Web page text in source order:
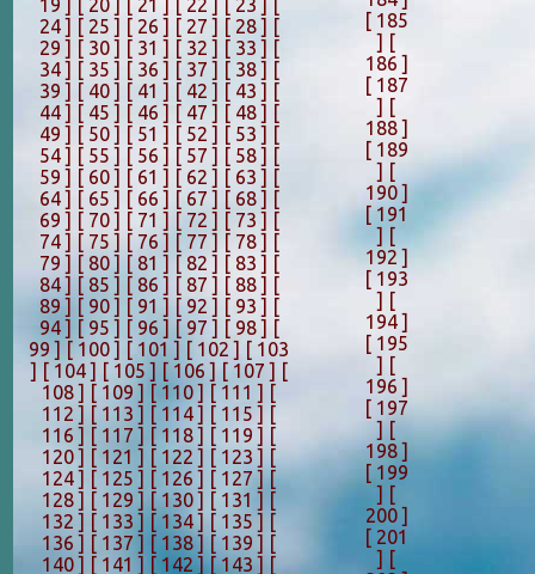
[ 185
] [
186 ]
[ 187
] [
188 ]
[ 189
] [
190 ]
[ 191
] [
192 ]
[ 193
] [
194 ]
[ 195
] [
196 ]
[ 197
] [
198 ]
[ 199
] [
200 ]
[ 201
] [
19 ] [ 20 ] [ 21 ] [ 22 ] [ 23 ] [
24 ] [ 25 ] [ 26 ] [ 27 ] [ 28 ] [
29 ] [ 30 ] [ 31 ] [ 32 ] [ 33 ] [
34 ] [ 35 ] [ 36 ] [ 37 ] [ 38 ] [
39 ] [ 40 ] [ 41 ] [ 42 ] [ 43 ] [
44 ] [ 45 ] [ 46 ] [ 47 ] [ 48 ] [
49 ] [ 50 ] [ 51 ] [ 52 ] [ 53 ] [
54 ] [ 55 ] [ 56 ] [ 57 ] [ 58 ] [
59 ] [ 60 ] [ 61 ] [ 62 ] [ 63 ] [
64 ] [ 65 ] [ 66 ] [ 67 ] [ 68 ] [
69 ] [ 70 ] [ 71 ] [ 72 ] [ 73 ] [
74 ] [ 75 ] [ 76 ] [ 77 ] [ 78 ] [
79 ] [ 80 ] [ 81 ] [ 82 ] [ 83 ] [
84 ] [ 85 ] [ 86 ] [ 87 ] [ 88 ] [
89 ] [ 90 ] [ 91 ] [ 92 ] [ 93 ] [
94 ] [ 95 ] [ 96 ] [ 97 ] [ 98 ] [
99 ] [ 100 ] [ 101 ] [ 102 ] [ 103
] [ 104 ] [ 105 ] [ 106 ] [ 107 ] [
108 ] [ 109 ] [ 110 ] [ 111 ] [
112 ] [ 113 ] [ 114 ] [ 115 ] [
116 ] [ 117 ] [ 118 ] [ 119 ] [
120 ] [ 121 ] [ 122 ] [ 123 ] [
124 ] [ 125 ] [ 126 ] [ 127 ][
128 ] [ 129 ] [ 130 ] [ 131 ] [
132 ] [ 133 ] [ 134 ] [ 135 ] [
136 ] [ 137 ] [ 138 ] [ 139 ] [
140 ] [ 141 ] [ 142 ][ 143 ] [